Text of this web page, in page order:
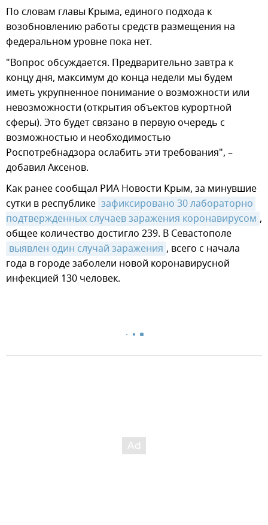
По словам главы Крыма, единого подхода к
возобновлению работы средств размещения на
федеральном уровне пока нет.
"Вопрос обсуждается. Предварительно завтра к
концу дня, максимум до конца недели мы будем
иметь укрупненное понимание о возможности или
невозможности (открытия объектов курортной
сферы). Это будет связано в первую очередь с
возможностью и необходимостью
Роспотребнадзора ослабить эти требования", –
добавил Аксенов.
Как ранее сообщал РИА Новости Крым, за минувшие
сутки в республике зафиксировано 30 лабораторно
подтвержденных случаев заражения коронавирусом ,
общее количество достигло 239. В Севастополе
выявлен один случай заражения , всего с начала
года в городе заболели новой коронавирусной
инфекцией 130 человек.